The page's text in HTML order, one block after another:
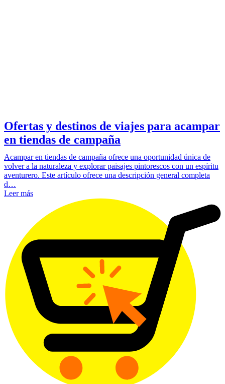
Ofertas y destinos de viajes para acampar
en tiendas de campaña
Acampar en tiendas de campaña ofrece una oportunidad única de
volver a la naturaleza y explorar paisajes pintorescos con un espíritu
aventurero. Este artículo ofrece una descripción general completa
d…
Leer más